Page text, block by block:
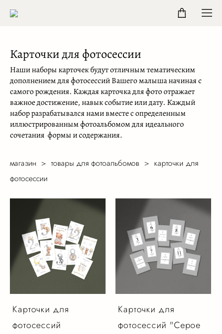
Карточки для фотосессии
Наши наборы карточек будут отличным тематическим
дополнением для фотосессий Вашего малыша начиная с
самого рождения. Каждая карточка для фото отражает
важное достижение, навык событие или дату. Каждый
набор разрабатывался нами вместе с определенным
иллюстрированным фотоальбомом для идеального
сочетания формы и содержания.
магазин > товары для фотоальбомов > карточки для
фотосессии
Карточки для
фотосессий
Карточки для
фотосессий "Серое